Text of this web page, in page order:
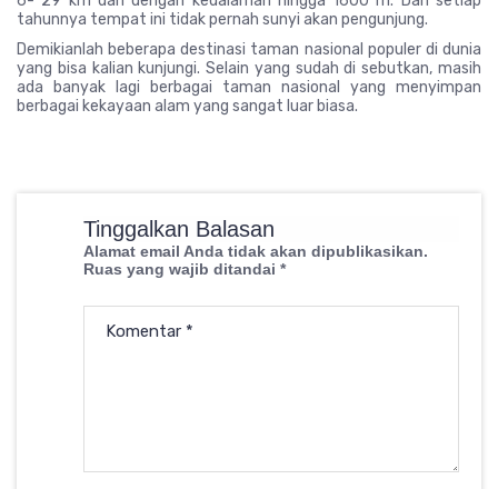
tahunnya tempat ini tidak pernah sunyi akan pengunjung.
Demikianlah beberapa destinasi taman nasional populer di dunia
yang bisa kalian kunjungi. Selain yang sudah di sebutkan, masih
ada banyak lagi berbagai taman nasional yang menyimpan
berbagai kekayaan alam yang sangat luar biasa.
Tinggalkan Balasan
Alamat email Anda tidak akan dipublikasikan.
Ruas yang wajib ditandai *
Komentar *